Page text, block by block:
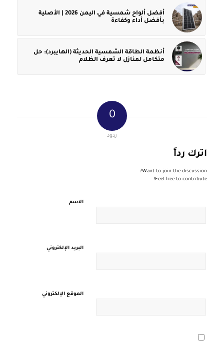
أفضل ألواح شمسية في اليمن 2026 | الأصلية
بأفضل أداء وكفاءة
أنظمة الطاقة الشمسية الحديثة (الهايبرد): حل
متكامل لمنازل لا تعرف الظلام
0
ردود
اترك رداً
Want to join the discussion?
Feel free to contribute!
الاسم
البريد الإلكتروني
الموقع الإلكتروني